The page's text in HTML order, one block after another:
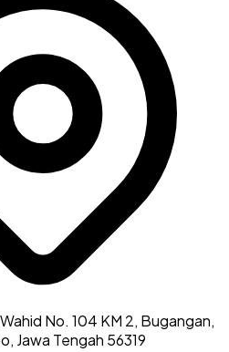
No. 104 KM 2, Bugangan,
Jawa Tengah 56319